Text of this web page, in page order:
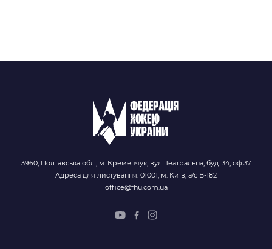
3960, Полтавська обл., м. Кременчук, вул. Театральна, буд. 34, оф.37
Адреса для листування: 01001, м. Київ, а/с В-182
office@fhu.com.ua